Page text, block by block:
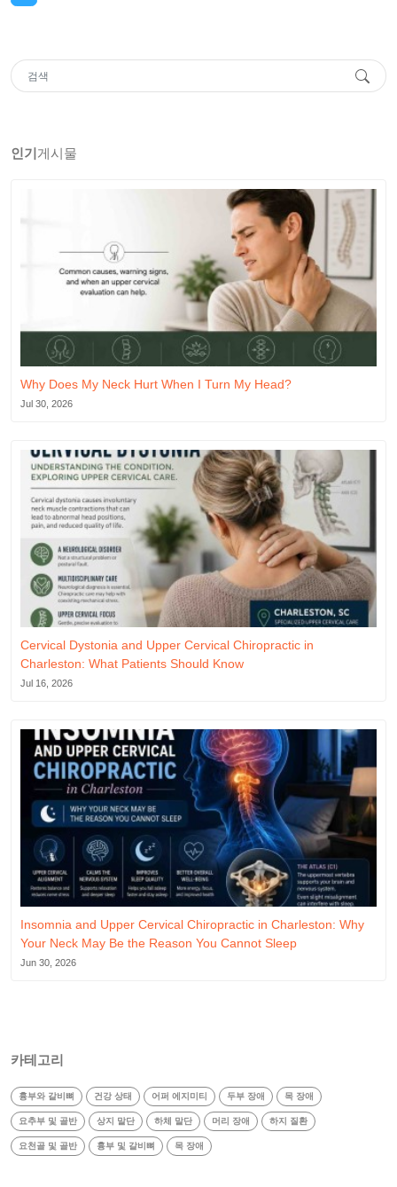
인기 게시물
Why Does My Neck Hurt When I Turn My Head?
Jul 30, 2026
Cervical Dystonia and Upper Cervical Chiropractic in
Charleston: What Patients Should Know
Jul 16, 2026
Insomnia and Upper Cervical Chiropractic in Charleston: Why
Your Neck May Be the Reason You Cannot Sleep
Jun 30, 2026
카테고리
흉부와 갈비뼈 건강 상태 어퍼 에지미티 두부 장애 목 장애
요추부 및 골반 상지 말단 하체 말단 머리 장애 하지 질환
요천골 및 골반 흉부 및 갈비뼈 목 장애